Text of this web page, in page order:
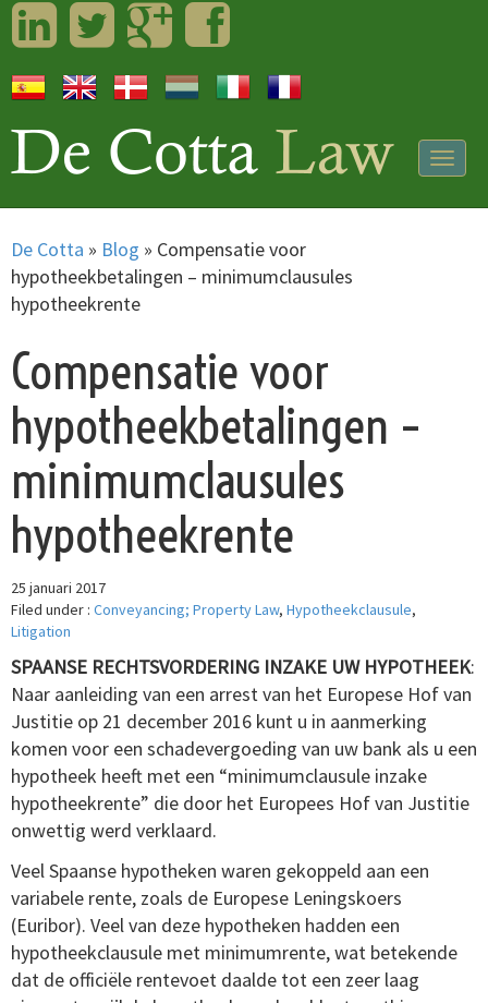
LinkedInTwitterGoogleplusFacebook
De Cotta » Blog » Compensatie voor
hypotheekbetalingen – minimumclausules
hypotheekrente
Compensatie voor
hypotheekbetalingen –
minimumclausules
hypotheekrente
25 januari 2017
Filed under : Conveyancing; Property Law, Hypotheekclausule,
Litigation
SPAANSE RECHTSVORDERING INZAKE UW HYPOTHEEK:
Naar aanleiding van een arrest van het Europese Hof van
Justitie op 21 december 2016 kunt u in aanmerking
komen voor een schadevergoeding van uw bank als u een
hypotheek heeft met een “minimumclausule inzake
hypotheekrente” die door het Europees Hof van Justitie
onwettig werd verklaard.
Veel Spaanse hypotheken waren gekoppeld aan een
variabele rente, zoals de Europese Leningskoers
(Euribor). Veel van deze hypotheken hadden een
hypotheekclausule met minimumrente, wat betekende
dat de officiële rentevoet daalde tot een zeer laag